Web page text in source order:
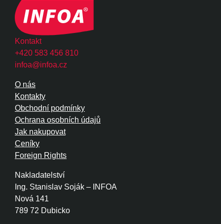
Kontakt
+420 583 456 810
infoa@infoa.cz
Nakladatelství
Ing. Stanislav Soják – INFOA
Nová 141
789 72 Dubicko
O nás
Kontakty
Obchodní podmínky
Ochrana osobních údajů
Jak nakupovat
Ceníky
Foreign Rights